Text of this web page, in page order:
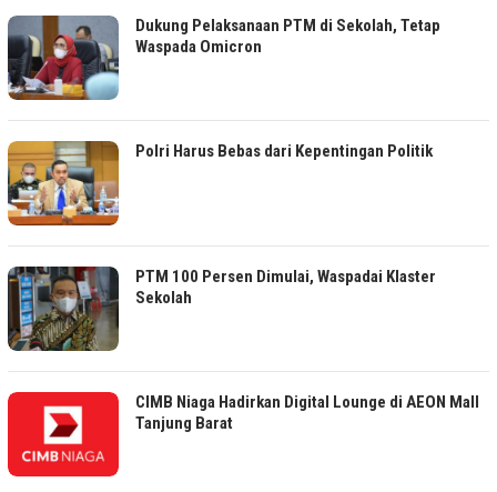
Dukung Pelaksanaan PTM di Sekolah, Tetap
Waspada Omicron
Polri Harus Bebas dari Kepentingan Politik
PTM 100 Persen Dimulai, Waspadai Klaster
Sekolah
CIMB Niaga Hadirkan Digital Lounge di AEON Mall
Tanjung Barat